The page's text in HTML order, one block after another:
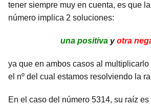
tener siempre muy en cuenta, es que
número implica 2 soluciones:
una positivayotra
ya que en ambos casos al multiplicarlo
el nº del cual estamos resolviendo la
En el caso del número 5314, su raíz es